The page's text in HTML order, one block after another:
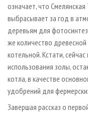
означает, что
выбрасывает за год в
деревьям для
же количество
котельной. Кстати,
использования золы,
котла, в качестве
удобрений для
Завершая рассказ о